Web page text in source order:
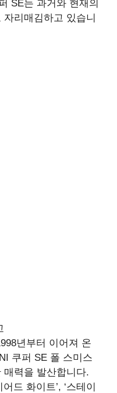
SE는 과거와 현재의
리매김하고 있습니
년부터 이어져 온
쿠퍼 SE 폴 스미스
매력을 발산합니다.
드 화이트’, ‘스테이